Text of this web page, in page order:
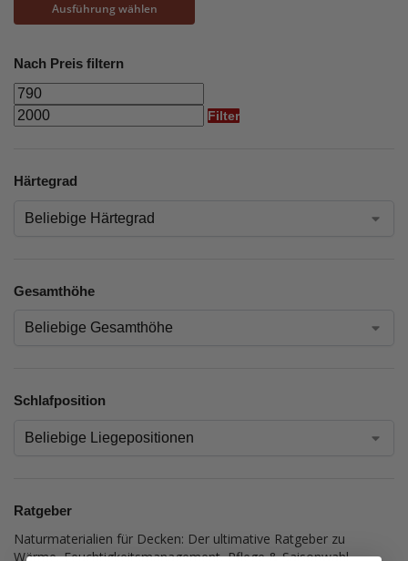
Ausführung wählen
Nach Preis filtern
Filter
Härtegrad
Gesamthöhe
Schlafposition
Ratgeber
Naturmaterialien für Decken: Der ultimative Ratgeber zu
Wärme, Feuchtigkeitsmanagement, Pflege & Saisonwahl